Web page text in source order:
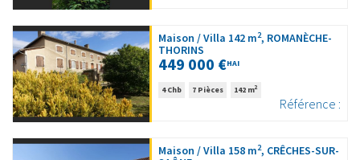
Maison / Villa 142 m2, ROMANÈCHE-
THORINS
449 000 €HAI
4 Chb 7 Pièces 142 m2
Référence :
Maison / Villa 158 m2, CRÊCHES-SUR-